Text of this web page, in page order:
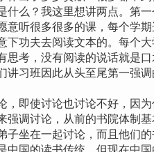
么？我这里想讲两点。第一
听很多很多的课，每个学期
下功夫去阅读文本的。每个
思考，没有阅读的说话就是
讲习班因此从头至尾第一强
即使讨论也讨论不好，因为
强调讨论，从前的书院体制
子坐在一起讨论，而且他们
中国的读书传统。但现在中